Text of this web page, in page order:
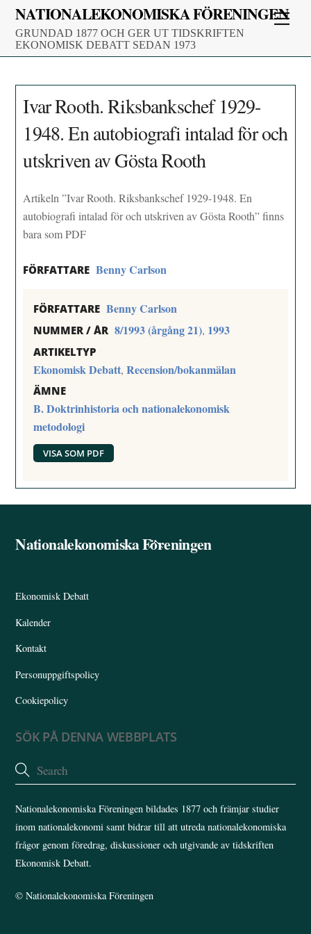
Skip
content
NATIONALEKONOMISKA FÖRENINGEN
GRUNDAD 1877 OCH GER UT TIDSKRIFTEN
EKONOMISK DEBATT SEDAN 1973
Ivar Rooth. Riksbankschef 1929-
1948. En autobiografi intalad för och
utskriven av Gösta Rooth
Artikeln ”Ivar Rooth. Riksbankschef 1929-1948. En
autobiografi intalad för och utskriven av Gösta Rooth” finns
bara som PDF
FÖRFATTARE Benny Carlson
FÖRFATTARE Benny Carlson
NUMMER / ÅR 8/1993 (årgång 21), 1993
ARTIKELTYP
Ekonomisk Debatt,Recension/bokanmälan
ÄMNE
B. Doktrinhistoria och nationalekonomisk
metodologi
VISA SOM PDF
Back
Nationalekonomiska Föreningen
Ekonomisk Debatt
Kalender
Kontakt
Personuppgiftspolicy
Cookiepolicy
SÖK PÅ DENNA WEBBPLATS
Nationalekonomiska Föreningen bildades 1877 och främjar studier
inom nationalekonomi samt bidrar till att utreda nationalekonomiska
frågor genom föredrag, diskussioner och utgivande av tidskriften
Ekonomisk Debatt.
©Nationalekonomiska Föreningen